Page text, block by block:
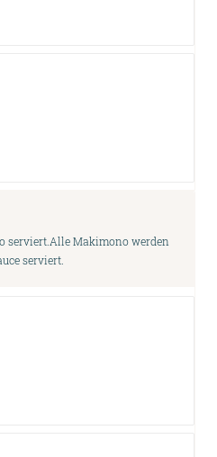
serviert.Alle Makimono werden
serviert.